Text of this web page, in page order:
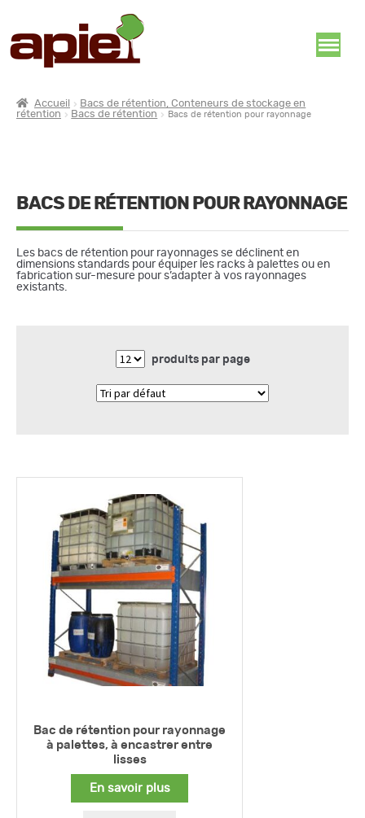
Accueil
Bacs de rétention, Conteneurs de stockage en
rétention
Bacs de rétention Bacs de rétention pour rayonnage
BACS DE RÉTENTION POUR RAYONNAGE
Les bacs de rétention pour rayonnages se déclinent en
dimensions standards pour équiper les racks à palettes ou en
fabrication sur-mesure pour s’adapter à vos rayonnages
existants.
produits par page
Bac de rétention pour rayonnage
à palettes, à encastrer entre
lisses
En savoir plus